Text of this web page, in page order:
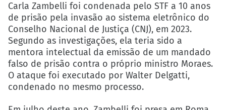
Carla Zambelli foi condenada pelo STF a 10 anos
de prisão pela invasão ao sistema eletrônico do
Conselho Nacional de Justiça (CNJ), em 2023.
Segundo as investigações, ela teria sido a
mentora intelectual da emissão de um mandado
falso de prisão contra o próprio ministro Moraes.
O ataque foi executado por Walter Delgatti,
condenado no mesmo processo.